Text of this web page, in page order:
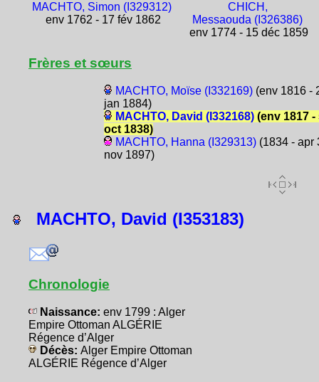
MACHTO, Simon (I329312)
env 1762 - 17 fév 1862
CHICH,
Messaouda (I326386)
env 1774 - 15 déc 1859
Frères et sœurs
MACHTO, Moïse (I332169)(env 1816 -
jan 1884)
MACHTO, David (I332168)(env 1817 -
oct 1838)
MACHTO, Hanna (I329313)(1834 - apr
nov 1897)
MACHTO, David (I353183)
Chronologie
Naissance: env 1799 : Alger
Empire Ottoman ALGÉRIE
Régence d’Alger
Décès: Alger Empire Ottoman
ALGÉRIE Régence d’Alger